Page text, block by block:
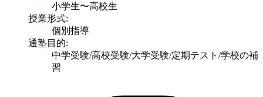
小学生〜高校生
授業形式:
個別指導
通塾目的:
中学受験/高校受験/大学受験/定期テスト/学校の補
習